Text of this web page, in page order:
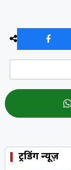
ट्रेंडिंग न्यूज़